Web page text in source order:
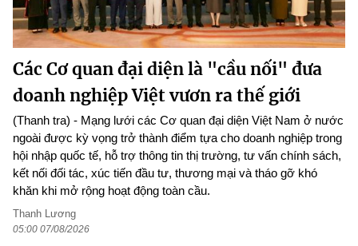
Các Cơ quan đại diện là "cầu nối" đưa
doanh nghiệp Việt vươn ra thế giới
(Thanh tra) - Mạng lưới các Cơ quan đại diện Việt Nam ở nước
ngoài được kỳ vọng trở thành điểm tựa cho doanh nghiệp trong
hội nhập quốc tế, hỗ trợ thông tin thị trường, tư vấn chính sách,
kết nối đối tác, xúc tiến đầu tư, thương mại và tháo gỡ khó
khăn khi mở rộng hoạt động toàn cầu.
Thanh Lương
05:00 07/08/2026